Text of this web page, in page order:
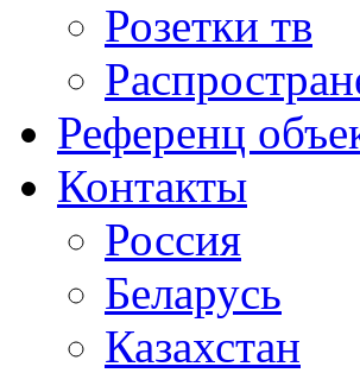
Розетки тв
Референц
Контакты
Россия
Беларусь
Казахстан